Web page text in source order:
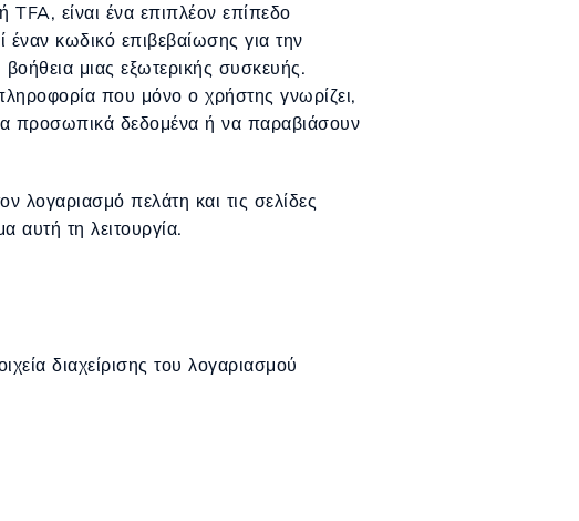
είναι ένα επιπλέον επίπεδο
κωδικό επιβεβαίωσης για την
μιας εξωτερικής συσκευής.
που μόνο ο χρήστης γνωρίζει,
προσωπικά δεδομένα ή να παραβιάσουν
λογαριασμό πελάτη και τις σελίδες
αυτή τη λειτουργία.
διαχείρισης του λογαριασμού